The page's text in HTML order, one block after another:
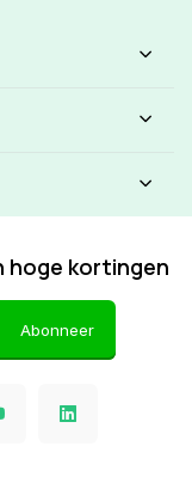
hoge kortingen
Abonneer